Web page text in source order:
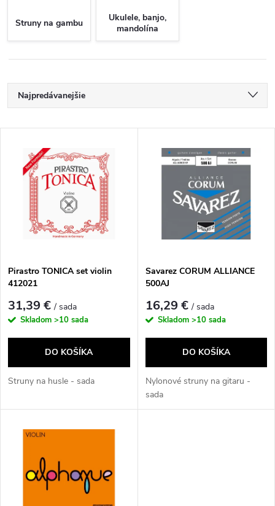
Struny na gambu
Ukulele, banjo,
mandolína
R
a
e
p
r
o
d
Najpredávanejšie
Najdrahšie
Abecedne
s
p
r
d
u
Pirastro TONICA set violin
412021
31,39 €/ sada
Skladom >10 sada
DO KOŠÍKA
Struny na husle - sada
Savarez CORUM ALLIANCE
500AJ
16,29 €/ sada
Skladom >10 sada
DO KOŠÍKA
Nylonové struny na gitaru -
sada